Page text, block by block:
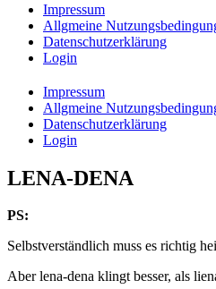
Impressum
Allgmeine
Datenschutzerklärung
Login
Impressum
Allgmeine
Datenschutzerklärung
Login
LENA-DENA
PS:
Selbstverständlich muss es richtig
Aber lena-dena klingt besser, als